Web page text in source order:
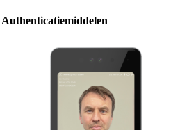
Authenticatiemiddelen